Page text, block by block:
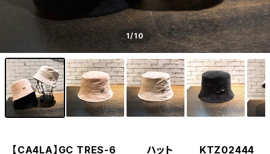
1/10
【CA4LA】GC TRES-6 ハット KTZ02444